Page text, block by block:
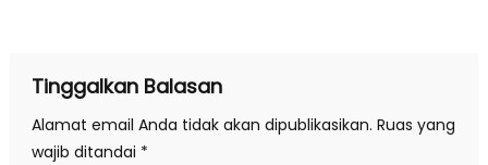
Tinggalkan Balasan
Alamat email Anda tidak akan dipublikasikan. Ruas yang
wajib ditandai *